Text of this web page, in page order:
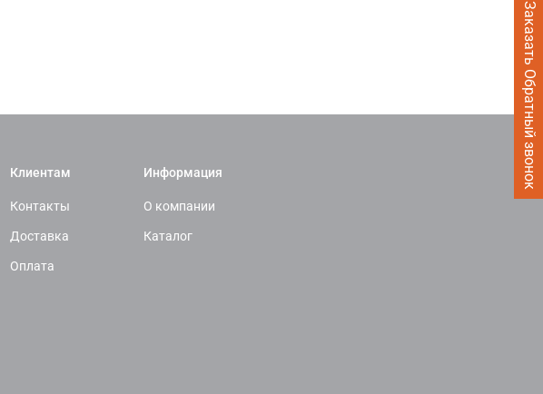
Заказать Обратный звонок
Клиентам
Контакты
Доставка
Оплата
Информация
О компании
Каталог